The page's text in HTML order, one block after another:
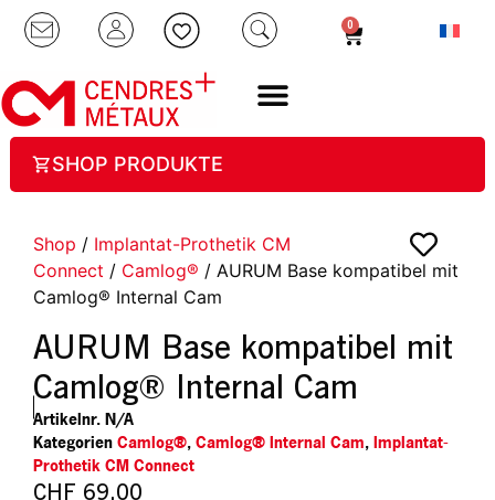
0
SHOP PRODUKTE
Shop / Implantat-Prothetik CM
Connect / Camlog® / AURUM Base kompatibel mit
Camlog® Internal Cam
AURUM Base kompatibel mit
Camlog® Internal Cam
Artikelnr. N/A
Kategorien Camlog®, Camlog® Internal Cam, Implantat-
Prothetik CM Connect
CHF 69.00